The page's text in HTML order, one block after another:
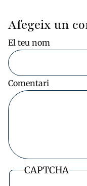
Afegeix un
El teu nom
Comentari
CAPTCHA